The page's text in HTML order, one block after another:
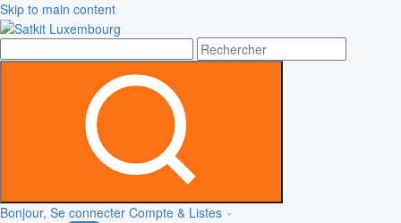
Skip to main content
Bonjour, Se connecter Compte & Listes